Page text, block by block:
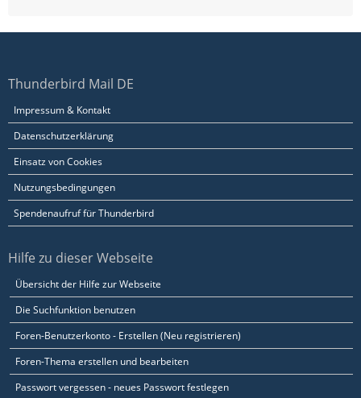
Thunderbird Mail DE
Impressum & Kontakt
Datenschutzerklärung
Einsatz von Cookies
Nutzungsbedingungen
Spendenaufruf für Thunderbird
Hilfe zu dieser Webseite
Übersicht der Hilfe zur Webseite
Die Suchfunktion benutzen
Foren-Benutzerkonto - Erstellen (Neu registrieren)
Foren-Thema erstellen und bearbeiten
Passwort vergessen - neues Passwort festlegen